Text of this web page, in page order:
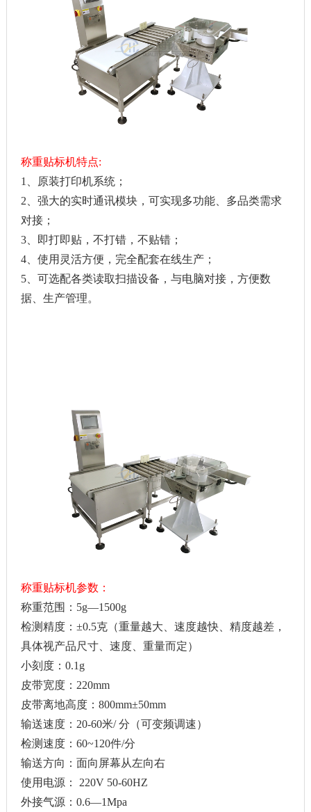
称重贴标机特点:
1、原装打印机系统；
2、强大的实时通讯模块，可实现多功能、多品类需求
对接；
3、即打即贴，不打错，不贴错；
4、使用灵活方便，完全配套在线生产；
5、可选配各类读取扫描设备，与电脑对接，方便数
据、生产管理。
称重贴标机参数：
称重范围：5g—1500g
检测精度：±0.5克（重量越大、速度越快、精度越差，
具体视产品尺寸、速度、重量而定）
小刻度：0.1g
皮带宽度：220mm
皮带离地高度：800mm±50mm
输送速度：20-60米/ 分（可变频调速）
检测速度：60~120件/分
输送方向：面向屏幕从左向右
使用电源： 220V 50-60HZ
外接气源：0.6—1Mpa